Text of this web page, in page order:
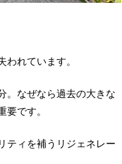
れています。
。なぜなら過去の大きな
です。
ティを補うリジェネレー